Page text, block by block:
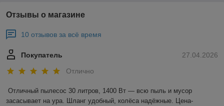
Отзывы о магазине
10 отзывов за всё время
27.04.2026
Покупатель
Отлично
Отличный пылесос 30 литров, 1400 Вт — всю пыль и мусор
засасывает на ура. Шланг удобный, колёса надёжные. Цена-